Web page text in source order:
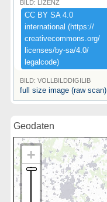
BILD: LIZENZ
CC ​BY ​SA ​4.​0 ​
international ​(​https:​/​/​
creativecommons.​org/​
licenses/​by-​sa/​4.​0/​
legalcode)​
BILD: VOLLBILDDIGILIB
full size image (raw scan)
Geodaten